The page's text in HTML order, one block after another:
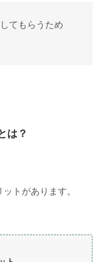
てもらうため
は？
トがあります。